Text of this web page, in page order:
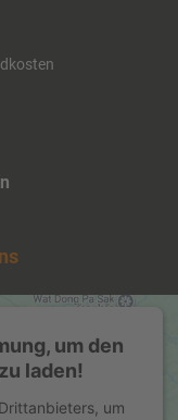
6 x 1,0
um den
laden!
um